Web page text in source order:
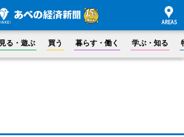
見る・遊ぶ 買う 暮らす・働く 学ぶ・知る